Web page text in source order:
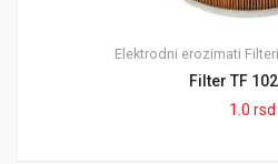
Elektrodni erozimati Filteri
Filter TF
1.0 rsd